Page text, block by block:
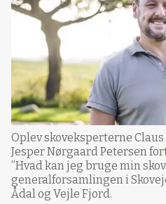
Oplev skoveksperterne
Jesper Nørgaard Petersen
”Hvad kan jeg bruge min
generalforsamlingen i
Ådal og Vejle Fjord.